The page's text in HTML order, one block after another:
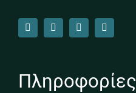
Πληροφορίες